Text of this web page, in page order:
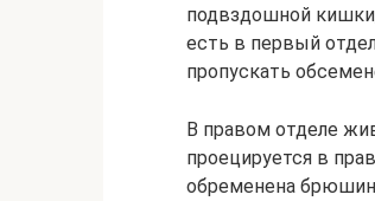
подвздошной
есть в первый
пропускать
В правом отделе
проецируется в
обременена